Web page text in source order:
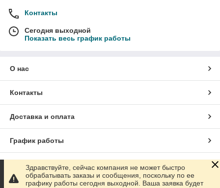
Контакты
Сегодня выходной
Показать весь график работы
О нас
Контакты
Доставка и оплата
График работы
Полная версия сайта
Здравствуйте, сейчас компания не может быстро
обрабатывать заказы и сообщения, поскольку по ее
графику работы сегодня выходной. Ваша заявка будет